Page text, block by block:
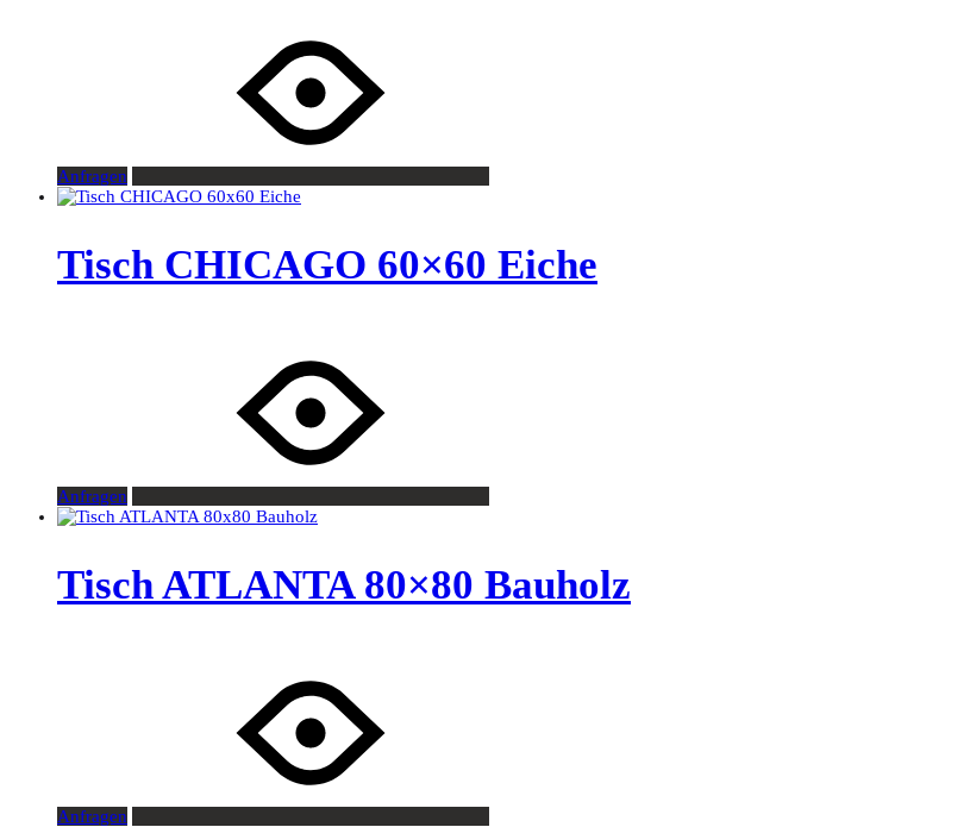
Anfragen
Tisch CHICAGO 60×60 Eiche
Anfragen
Tisch ATLANTA 80×80 Bauholz
Anfragen